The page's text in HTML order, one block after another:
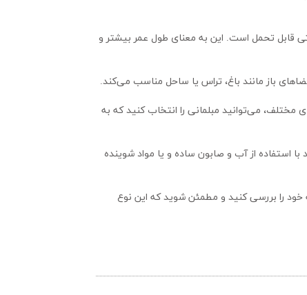
باز مانند باغ، تراس یا ساحل مناسب می‌کند.